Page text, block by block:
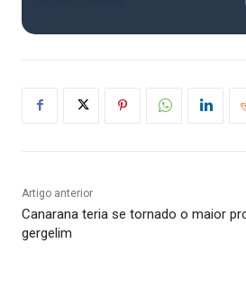
Artigo anterior
Canarana teria se tornado o maior
gergelim